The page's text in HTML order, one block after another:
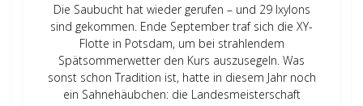
Die Saubucht hat wieder gerufen – und 29 Ixylons
sind gekommen. Ende September traf sich die XY-
Flotte in Potsdam, um bei strahlendem
Spätsommerwetter den Kurs auszusegeln. Was
sonst schon Tradition ist, hatte in diesem Jahr noch
ein Sahnehäubchen: die Landesmeisterschaft